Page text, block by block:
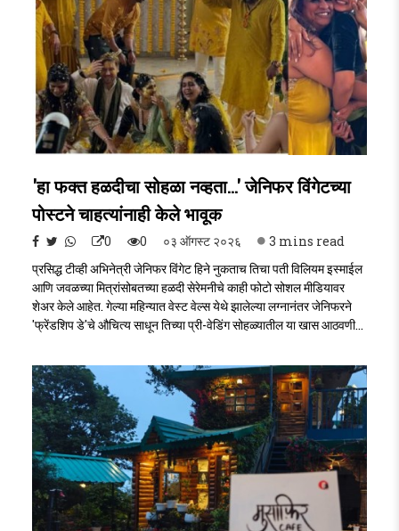
'हा फक्त हळदीचा सोहळा नव्हता...' जेनिफर विंगेटच्या
पोस्टने चाहत्यांनाही केले भावूक
0 0 ०३ ऑगस्ट २०२६
3 mins read
प्रसिद्ध टीव्ही अभिनेत्री जेनिफर विंगेट हिने नुकताच तिचा पती विलियम इस्माईल
आणि जवळच्या मित्रांसोबतच्या हळदी सेरेमनीचे काही फोटो सोशल मीडियावर
शेअर केले आहेत. गेल्या महिन्यात वेस्ट वेल्स येथे झालेल्या लग्नानंतर जेनिफरने
'फ्रेंडशिप डे'चे औचित्य साधून तिच्या प्री-वेडिंग सोहळ्यातील या खास आठवणी
Ceremony..